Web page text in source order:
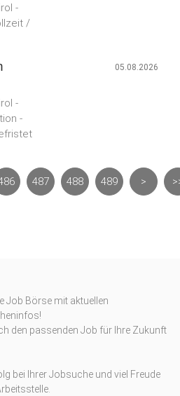
-
/
-
-
05.08.2026
487 488 489 >
Job Börse mit aktuellen
den passenden Job für Ihre Zukunft
bei Ihrer Jobsuche und viel Freude